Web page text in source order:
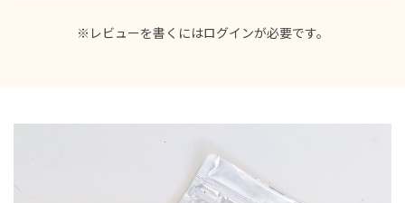
※レビューを書くにはログインが必要です。